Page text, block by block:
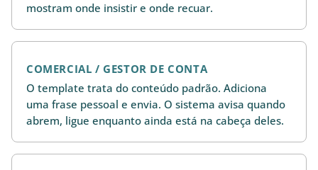
mostram onde insistir e onde recuar.
COMERCIAL / GESTOR DE CONTA
O template trata do conteúdo padrão. Adiciona
uma frase pessoal e envia. O sistema avisa quando
abrem, ligue enquanto ainda está na cabeça deles.